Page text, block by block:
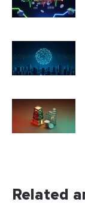
Related